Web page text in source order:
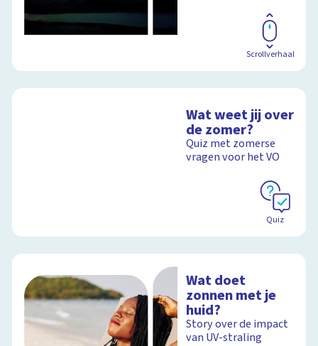
Scrollverhaal
Wat weet jij over
de zomer?
Quiz met zomerse
vragen voor het VO
Quiz
Wat doet
zonnen met je
huid?
Story over de impact
van UV-straling